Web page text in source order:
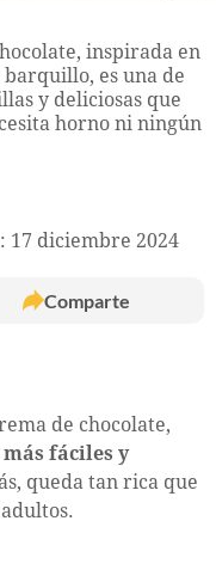
inspirada en
barquillo, es una de
y deliciosas que
horno ni ningún
17 diciembre 2024
Comparte
de chocolate,
fáciles y
queda tan rica que